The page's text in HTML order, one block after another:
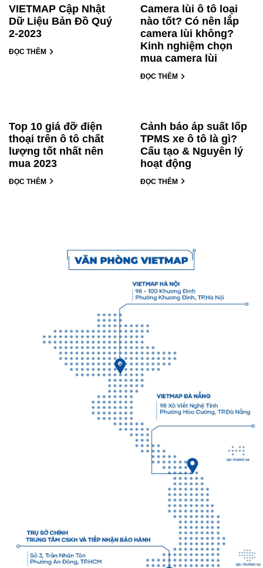
VIETMAP Cập Nhật
Dữ Liệu Bản Đồ Quý
2-2023
ĐỌC THÊM
Camera lùi ô tô loại
nào tốt? Có nên lắp
camera lùi không?
Kinh nghiệm chọn
mua camera lùi
ĐỌC THÊM
Top 10 giá đỡ điện
thoại trên ô tô chất
lượng tốt nhất nên
mua 2023
ĐỌC THÊM
Cảnh báo áp suất lốp
TPMS xe ô tô là gì?
Cấu tạo & Nguyên lý
hoạt động
ĐỌC THÊM